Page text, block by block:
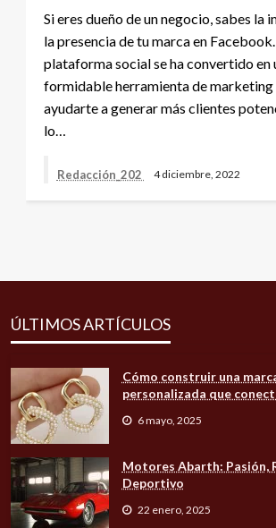
Si eres dueño de un negocio, sabes la
la presencia de tu marca en
plataforma social se ha convertido en
formidable herramienta de marketing
ayudarte a generar más clientes
lo…
Redacción_202 4 diciembre, 2022
ÚLTIMOS ARTÍCULOS
Cómo construir una
personalizada que
6 mayo, 2025
Motores Abarth: Pasión,
Deportivo
22 enero, 2025